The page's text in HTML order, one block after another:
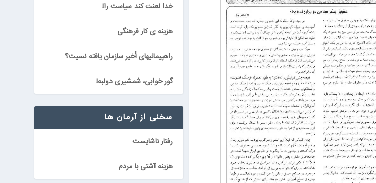
خدا لعنت كند سياست را!
هزينه ی كار فرهنگى
راهپيمائيهاى أخير سازمان يافته نسيت؟
گور خوابى، شمشيرى دولبه!
سخنی از آرمان ها
رفتار ناشايست
هزينه آشتى با مردم